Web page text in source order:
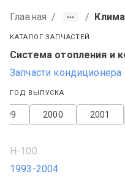
Главная / /
КАТАЛОГ ЗАПЧАСТЕЙ
Система отопления и
Запчасти кондиционера
ГОД ВЫПУСКА
2001
2000
H-100
1993-2004